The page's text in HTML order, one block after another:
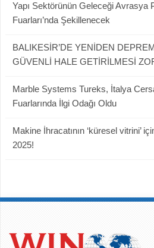
Yapı Sektörünün Geleceği Avrasya
Fuarları’nda Şekillenecek
BALIKESİR’DE YENİDEN
GÜVENLİ HALE GETİRİLMESİ
Marble Systems Tureks, İtalya
Fuarlarında İlgi Odağı Oldu
Makine İhracatının ‘küresel vitrini’
2025!